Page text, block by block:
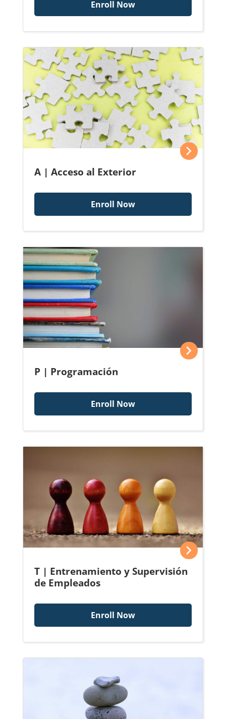
Enroll Now
A | Acceso al Exterior
Enroll Now
P | Programación
Enroll Now
T | Entrenamiento y Supervisión
de Empleados
Enroll Now